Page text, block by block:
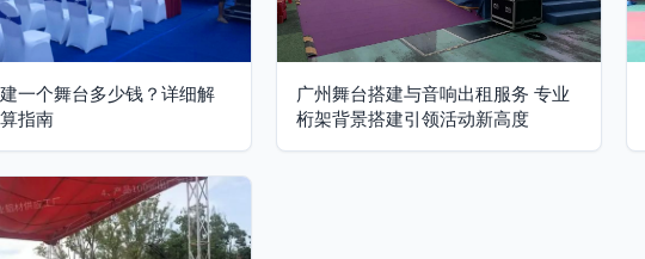
一个舞台多少钱？详细解
指南
广州舞台搭建与音响出租服务 专业
桁架背景搭建引领活动新高度